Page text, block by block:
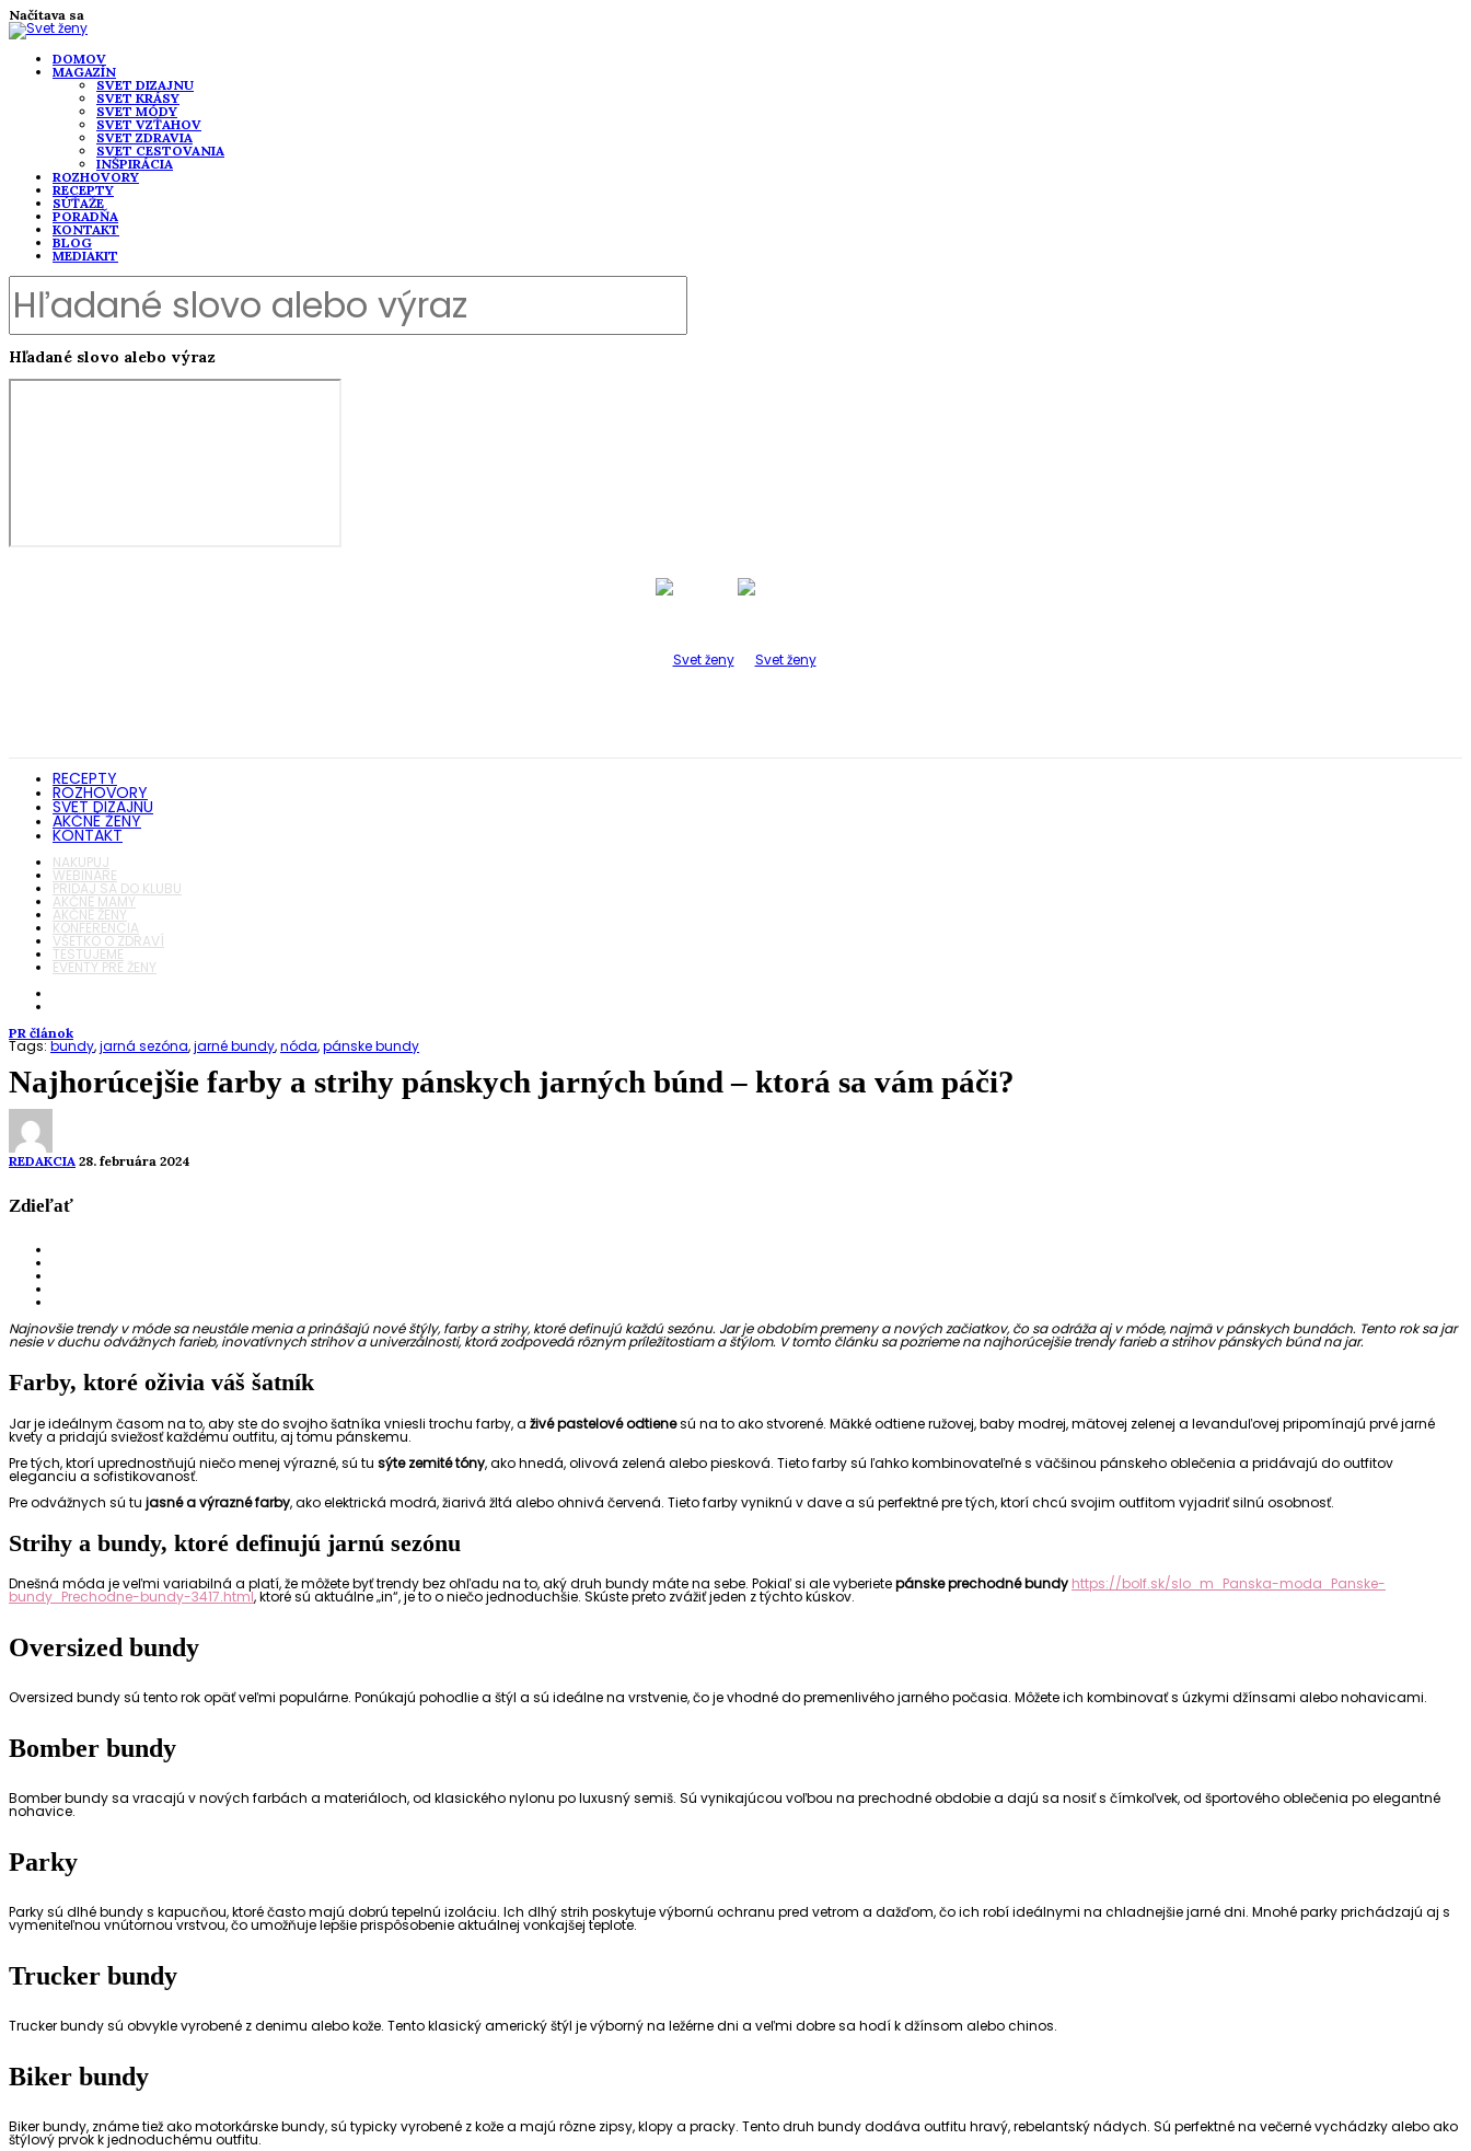
Načítava sa
DOMOV
MAGAZÍN
SVET DIZAJNU
SVET KRÁSY
SVET MÓDY
SVET VZŤAHOV
SVET ZDRAVIA
SVET CESTOVANIA
INŠPIRÁCIA
ROZHOVORY
RECEPTY
SÚŤAŽE
PORADŇA
KONTAKT
BLOG
MEDIAKIT
Hľadané slovo alebo výraz
RECEPTY
ROZHOVORY
SVET DIZAJNU
AKČNÉ ŽENY
KONTAKT
NAKUPUJ
WEBINÁRE
PRIDAJ SA DO KLUBU
AKČNÉ MAMY
AKČNÉ ŽENY
KONFERENCIA
VŠETKO O ZDRAVÍ
TESTUJEME
EVENTY PRE ŽENY
PR článok
Tags:bundy,jarná sezóna,jarné bundy,nóda,pánske bundy
Najhorúcejšie farby a strihy pánskych jarných búnd – ktorá sa vám páči?
REDAKCIA 28. februára 2024
Zdieľať
Najnovšie trendy v móde sa neustále menia a prinášajú nové štýly, farby a strihy, ktoré definujú každú sezónu. Jar je obdobím premeny a nových začiatkov, čo sa odráža aj v móde, najmä v pánskych bundách. Tento rok sa jar
nesie v duchu odvážnych farieb, inovatívnych strihov a univerzálnosti, ktorá zodpovedá rôznym príležitostiam a štýlom. V tomto článku sa pozrieme na najhorúcejšie trendy farieb a strihov pánskych búnd na jar.
Farby, ktoré oživia váš šatník
Jar je ideálnym časom na to, aby ste do svojho šatníka vniesli trochu farby, a živé pastelové odtienesú na to ako stvorené. Mäkké odtiene ružovej, baby modrej, mätovej zelenej a levanduľovej pripomínajú prvé jarné
kvety a pridajú sviežosť každému outfitu, aj tomu pánskemu.
Pre tých, ktorí uprednostňujú niečo menej výrazné, sú tu sýte zemité tóny, ako hnedá, olivová zelená alebo piesková. Tieto farby sú ľahko kombinovateľné s väčšinou pánskeho oblečenia a pridávajú do outfitov
eleganciu a sofistikovanosť.
Pre odvážnych sú tu jasné a výrazné farby, ako elektrická modrá, žiarivá žltá alebo ohnivá červená. Tieto farby vyniknú v dave a sú perfektné pre tých, ktorí chcú svojim outfitom vyjadriť silnú osobnosť.
Strihy a bundy, ktoré definujú jarnú sezónu
Dnešná móda je veľmi variabilná a platí, že môžete byť trendy bez ohľadu na to, aký druh bundy máte na sebe. Pokiaľ si ale vyberietepánske prechodné bundy https://bolf.sk/slo_m_Panska-moda_Panske-
bundy_Prechodne-bundy-3417.html, ktoré sú aktuálne „in“, je to o niečo jednoduchšie. Skúste preto zvážiť jeden z týchto kúskov.
Oversized bundy
Oversized bundy sú tento rok opäť veľmi populárne. Ponúkajú pohodlie a štýl a sú ideálne na vrstvenie, čo je vhodné do premenlivého jarného počasia. Môžete ich kombinovať s úzkymi džínsami alebo nohavicami.
Bomber bundy
Bomber bundy sa vracajú v nových farbách a materiáloch, od klasického nylonu po luxusný semiš. Sú vynikajúcou voľbou na prechodné obdobie a dajú sa nosiť s čímkoľvek, od športového oblečenia po elegantné
nohavice.
Parky
Parky sú dlhé bundy s kapucňou, ktoré často majú dobrú tepelnú izoláciu. Ich dlhý strih poskytuje výbornú ochranu pred vetrom a dažďom, čo ich robí ideálnymi na chladnejšie jarné dni. Mnohé parky prichádzajú aj s
vymeniteľnou vnútornou vrstvou, čo umožňuje lepšie prispôsobenie aktuálnej vonkajšej teplote.
Trucker bundy
Trucker bundy sú obvykle vyrobené z denimu alebo kože. Tento klasický americký štýl je výborný na ležérne dni a veľmi dobre sa hodí k džínsom alebo chinos.
Biker bundy
Biker bundy, známe tiež ako motorkárske bundy, sú typicky vyrobené z kože a majú rôzne zipsy, klopy a pracky. Tento druh bundy dodáva outfitu hravý, rebelantský nádych. Sú perfektné na večerné vychádzky alebo ako
štýlový prvok k jednoduchému outfitu.